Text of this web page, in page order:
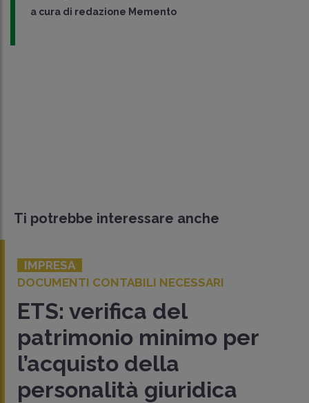
a cura di redazione Memento
Ti potrebbe interessare anche
IMPRESA
DOCUMENTI CONTABILI NECESSARI
ETS: verifica del
patrimonio minimo per
l’acquisto della
personalità giuridica